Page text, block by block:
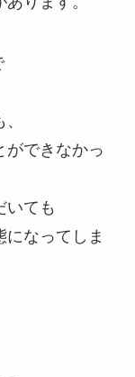
ができなかっ
いても
なってしま